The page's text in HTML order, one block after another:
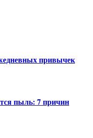
привычек
пыль: 7 причин